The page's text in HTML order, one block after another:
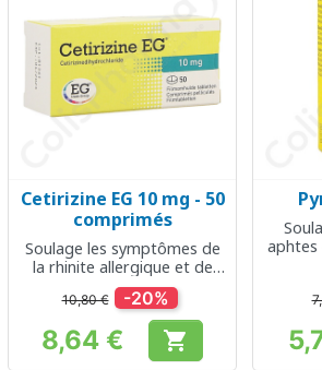
Cetirizine EG 10 mg - 50
comprimés
Soulage les symptômes de
la rhinite allergique et de
l'urticaire
10,80 € -20%
Prix
8,64 € 
aphtes